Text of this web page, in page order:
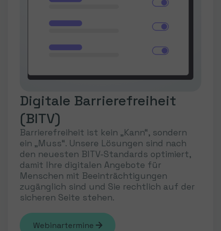
Digitale Barrierefreiheit
(BITV)
Barrierefreiheit ist kein „Kann“, sondern
ein „Muss“. Unsere Lösungen sind nach
den neuesten BITV-Standards optimiert,
damit Ihre digitalen Angebote für
Menschen mit Beeinträchtigungen
zugänglich sind und Sie rechtlich auf der
sicheren Seite stehen.
Webinartermine